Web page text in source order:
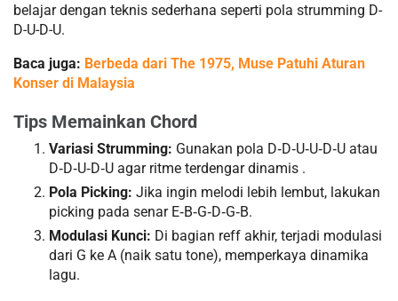
belajar dengan teknis sederhana seperti pola strumming D-
D-U-D-U.
Baca juga: Berbeda dari The 1975, Muse Patuhi Aturan
Konser di Malaysia
Tips Memainkan Chord
Variasi Strumming: Gunakan pola D‑D‑U‑U‑D‑U atau
D‑D‑U‑D‑U agar ritme terdengar dinamis .
Pola Picking: Jika ingin melodi lebih lembut, lakukan
picking pada senar E‑B‑G‑D‑G‑B.
Modulasi Kunci: Di bagian reff akhir, terjadi modulasi
dari G ke A (naik satu tone), memperkaya dinamika
lagu.